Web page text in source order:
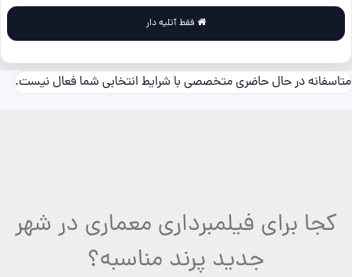
متاسفانه در حال حاضری متخصصی با شرایط انتخابی شما فعال نیست.
کجا برای فیلمبرداری معماری در شهر
جدید پرند مناسبه؟